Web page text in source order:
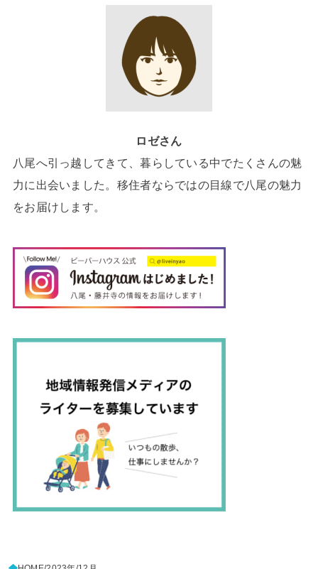
ロゼさん
八尾へ引っ越してきて、暮らしている中でたくさんの魅
力に出会いました。移住者ならではの目線で八尾の魅力
をお届けします。